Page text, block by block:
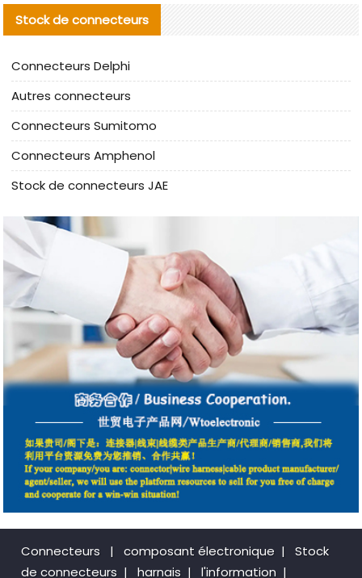
Stock de connecteurs
Connecteurs Delphi
Autres connecteurs
Connecteurs Sumitomo
Connecteurs Amphenol
Stock de connecteurs JAE
Connecteurs | composant électronique |
Stock
de connecteurs | harnais | l'information |